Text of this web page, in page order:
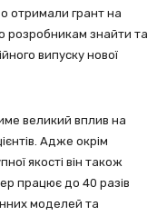
отримали грант на
розробникам знайти та
випуску нової
великий вплив на
Адже окрім
якості він також
працює до 40 разів
моделей та